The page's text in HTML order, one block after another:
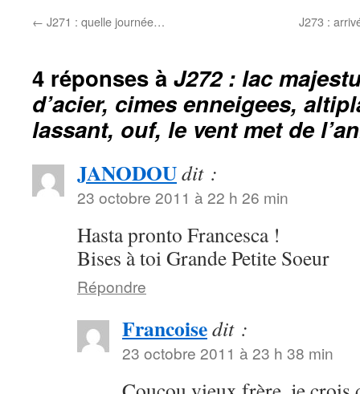
← J271 : quelle journée… J273 :
4 réponses à J272 : lac
d’acier, cimes enneigees,
lassant, ouf, le vent met de
JANODOUdit :
23 octobre 2011 à 22 h 26 min
Hasta pronto Francesca !
Bises à toi Grande Petite Soeur
Répondre
Francoisedit :
23 octobre 2011 à 23 h 38 min